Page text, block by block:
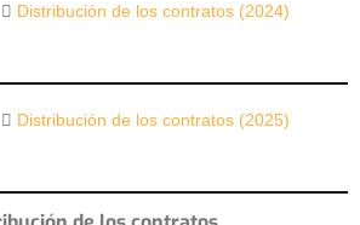
Distribución de los contratos (2024)
Distribución de los contratos (2025)